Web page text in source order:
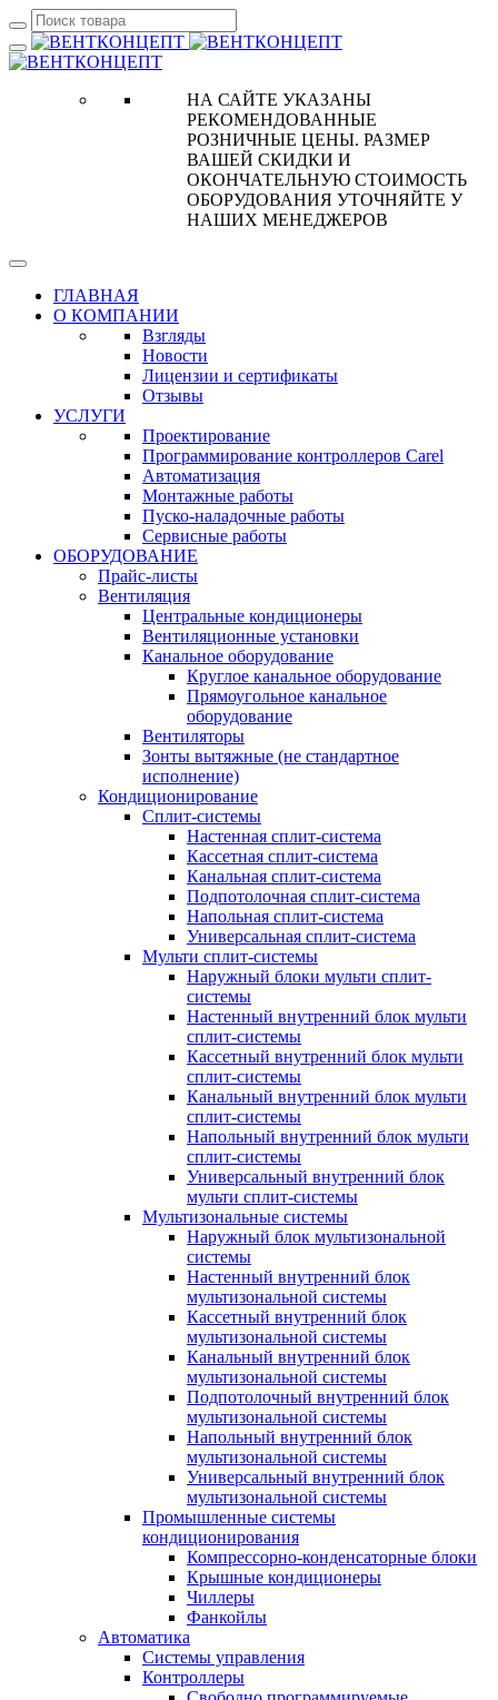
НА САЙТЕ УКАЗАНЫ
РЕКОМЕНДОВАННЫЕ
РОЗНИЧНЫЕ ЦЕНЫ. РАЗМЕР
ВАШЕЙ СКИДКИ И
ОКОНЧАТЕЛЬНУЮ СТОИМОСТЬ
ОБОРУДОВАНИЯ УТОЧНЯЙТЕ У
НАШИХ МЕНЕДЖЕРОВ
ГЛАВНАЯ
О КОМПАНИИ
Взгляды
Новости
Лицензии и сертификаты
Отзывы
УСЛУГИ
Проектирование
Программирование контроллеров Carel
Автоматизация
Монтажные работы
Пуско-наладочные работы
Сервисные работы
ОБОРУДОВАНИЕ
Прайс-листы
Вентиляция
Центральные кондиционеры
Вентиляционные установки
Канальное оборудование
Круглое канальное оборудование
Прямоугольное канальное
оборудование
Вентиляторы
Зонты вытяжные (не стандартное
исполнение)
Кондиционирование
Сплит-системы
Настенная сплит-система
Кассетная сплит-система
Канальная сплит-система
Подпотолочная сплит-система
Напольная сплит-система
Универсальная сплит-система
Мульти сплит-системы
Наружный блоки мульти сплит-
системы
Настенный внутренний блок мульти
сплит-системы
Кассетный внутренний блок мульти
сплит-системы
Канальный внутренний блок мульти
сплит-системы
Напольный внутренний блок мульти
сплит-системы
Универсальный внутренний блок
мульти сплит-системы
Мультизональные системы
Наружный блок мультизональной
системы
Настенный внутренний блок
мультизональной системы
Кассетный внутренний блок
мультизональной системы
Канальный внутренний блок
мультизональной системы
Подпотолочный внутренний блок
мультизональной системы
Напольный внутренний блок
мультизональной системы
Универсальный внутренний блок
мультизональной системы
Промышленные системы
кондиционирования
Компрессорно-конденсаторные блоки
Крышные кондиционеры
Чиллеры
Фанкойлы
Автоматика
Системы управления
Контроллеры